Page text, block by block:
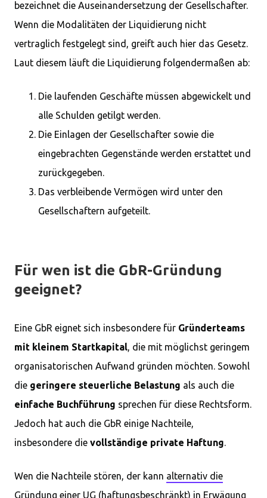
bezeichnet die Auseinandersetzung der Gesellschafter.
Wenn die Modalitäten der Liquidierung nicht
vertraglich festgelegt sind, greift auch hier das Gesetz.
Laut diesem läuft die Liquidierung folgendermaßen ab:
Die laufenden Geschäfte müssen abgewickelt und
alle Schulden getilgt werden.
Die Einlagen der Gesellschafter sowie die
eingebrachten Gegenstände werden erstattet und
zurückgegeben.
Das verbleibende Vermögen wird unter den
Gesellschaftern aufgeteilt.
Für wen ist die GbR-Gründung
geeignet?
Eine GbR eignet sich insbesondere für Gründerteams
mit kleinem Startkapital, die mit möglichst geringem
organisatorischen Aufwand gründen möchten. Sowohl
die geringere steuerliche Belastung als auch die
einfache Buchführung sprechen für diese Rechtsform.
Jedoch hat auch die GbR einige Nachteile,
insbesondere die vollständige private Haftung.
Wen die Nachteile stören, der kann alternativ die
Gründung einer UG (haftungsbeschränkt) in Erwägung